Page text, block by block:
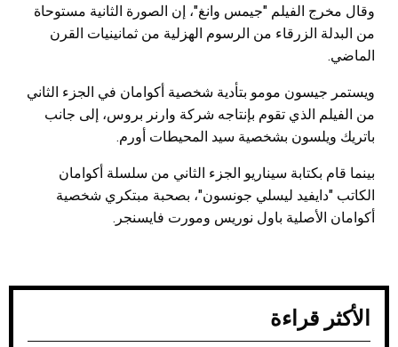
وقال مخرج الفيلم "جيمس وانغ"، إن الصورة الثانية مستوحاة
من البدلة الزرقاء من الرسوم الهزلية من ثمانينيات القرن
الماضي.
ويستمر جيسون مومو بتأدية شخصية أكوامان في الجزء الثاني
من الفيلم الذي تقوم بإنتاجه شركة وارنر بروس، إلى جانب
باتريك ويلسون بشخصية سيد المحيطات أورم.
بينما قام بكتابة سيناريو الجزء الثاني من سلسلة أكوامان
الكاتب "دايفيد ليسلي جونسون"، بصحبة مبتكري شخصية
أكوامان الأصلية باول نوريس ومورت فايسنجر.
الأكثر قراءة